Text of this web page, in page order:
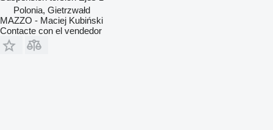
Polonia, Gietrzwałd
MAZZO - Maciej Kubiński
Contacte con el vendedor